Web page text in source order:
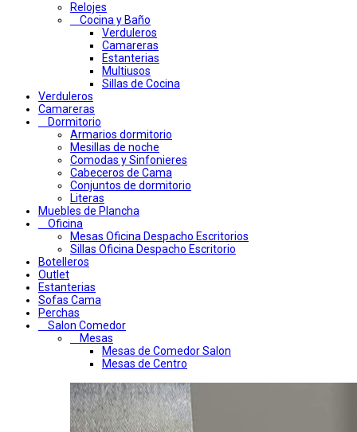
Relojes
Cocina y Baño
Verduleros
Camareras
Estanterias
Multiusos
Sillas de Cocina
Verduleros
Camareras
Dormitorio
Armarios dormitorio
Mesillas de noche
Comodas y Sinfonieres
Cabeceros de Cama
Conjuntos de dormitorio
Literas
Muebles de Plancha
Oficina
Mesas Oficina Despacho Escritorios
Sillas Oficina Despacho Escritorio
Botelleros
Outlet
Estanterias
Sofas Cama
Perchas
Salon Comedor
Mesas
Mesas de Comedor Salon
Mesas de Centro